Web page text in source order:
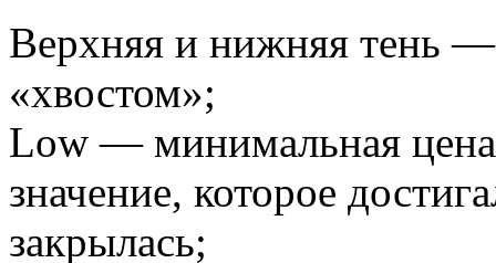
Верхняя и нижняя тень
«хвостом»;
Low — минимальная
значение, которое
закрылась;